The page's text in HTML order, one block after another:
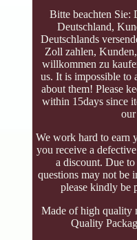
Bitte beachten Sie:
Deutschland,
Deutschlands
Zoll zahlen,
willkommen zu
us. It is impossible to
about them! Please
within 15days since
We work hard to earn
you receive a
a discount. Due
questions may not be
please kindly be
Made of high quality
Quality